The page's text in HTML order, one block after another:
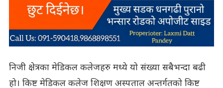
निजी क्षेत्रका मेडिकल कलेजहरु मध्ये यो संख्या सबैभन्दा बढी
हो। किष्ट मेडिकल कलेज शिक्षण अस्पताल अन्तर्गतको किष्ट